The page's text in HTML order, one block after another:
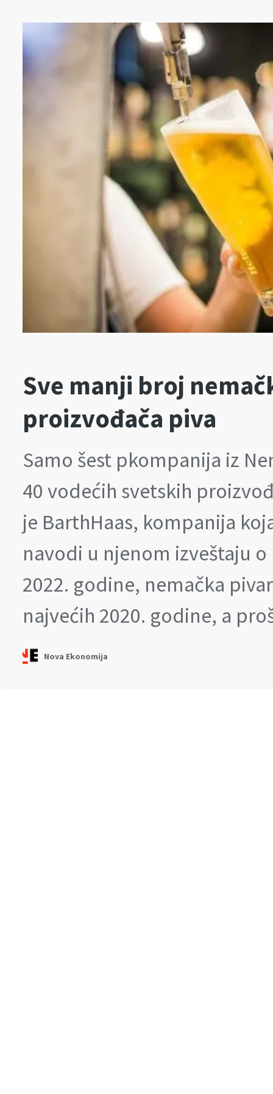
Sve manji broj
proizvođača piva
Samo šest pkompanija iz
40 vodećih svetskih
je BarthHaas, kompanija
navodi u njenom izveštaju
2022. godine, nemačka
najvećih 2020. godine, a
Nova Ekonomija